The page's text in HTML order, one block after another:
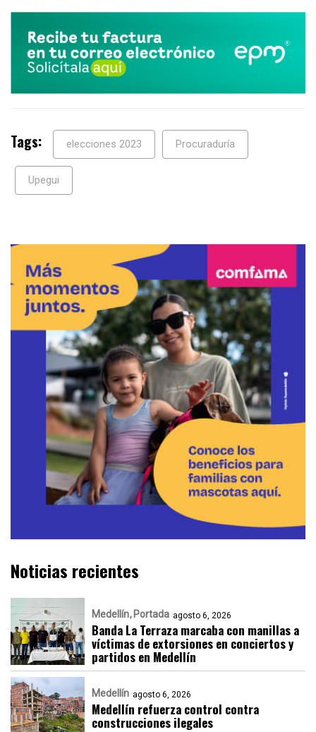
Tags: elecciones 2023 Procuraduría
Upegui
Noticias recientes
Medellín Portada agosto 6, 2026
Banda La Terraza marcaba con manillas a
víctimas de extorsiones en conciertos y
partidos en Medellín
Medellín agosto 6, 2026
Medellín refuerza control contra
construcciones ilegales